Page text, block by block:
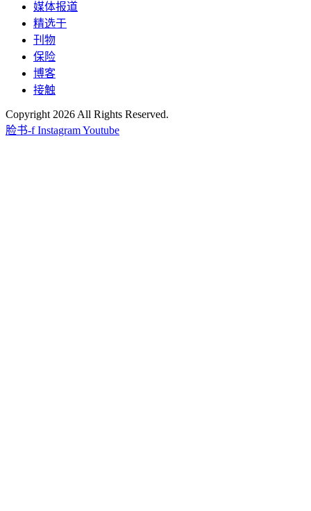
媒体报道
精选于
刊物
保险
博客
接触
Copyright 2026 All Rights Reserved.
脸书-f InstagramYoutube